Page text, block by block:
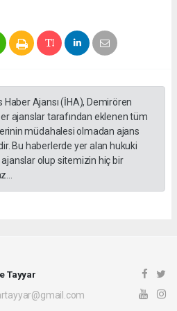
Ajansı (İHA), Demirören
ajanslar tarafından eklenen tüm
müdahalesi olmadan ajans
Bu haberlerde yer alan hukuki
olup sitemizin hiç bir
Tayyar